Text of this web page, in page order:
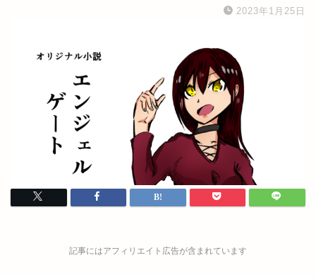
2023年1月25日
記事にはアフィリエイト広告が含まれています